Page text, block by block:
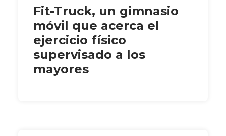
Fit-Truck, un gimnasio
móvil que acerca el
ejercicio físico
supervisado a los
mayores